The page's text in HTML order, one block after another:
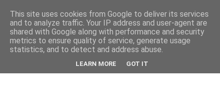
This site uses cookies from Google to deliver its services
and to analyze traffic. Your IP address and user-agent are
shared with Google along with performance and security
metrics to ensure quality of service, generate usage
statistics, and to detect and address abuse.
LEARN MORE GOT IT